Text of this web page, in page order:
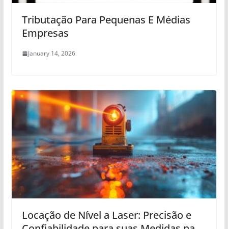
Tributação Para Pequenas E Médias
Empresas
January 14, 2026
Locação de Nível a Laser: Precisão e